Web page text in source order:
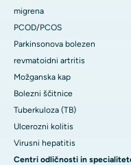
migrena
PCOD/PCOS
Parkinsonova bolezen
revmatoidni artritis
Možganska kap
Bolezni ščitnice
Tuberkuloza (TB)
Ulcerozni kolitis
Virusni hepatitis
Centri odličnosti in